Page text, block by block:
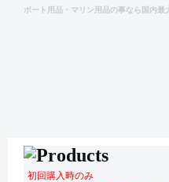
ボート用品・マリン用品の事なら国内
初回購入時のみ